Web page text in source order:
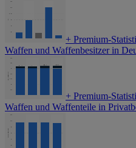
+ Premium-
Waffen und Waffenbesitzer in
+ Premium-
Waffen und Waffenteile in